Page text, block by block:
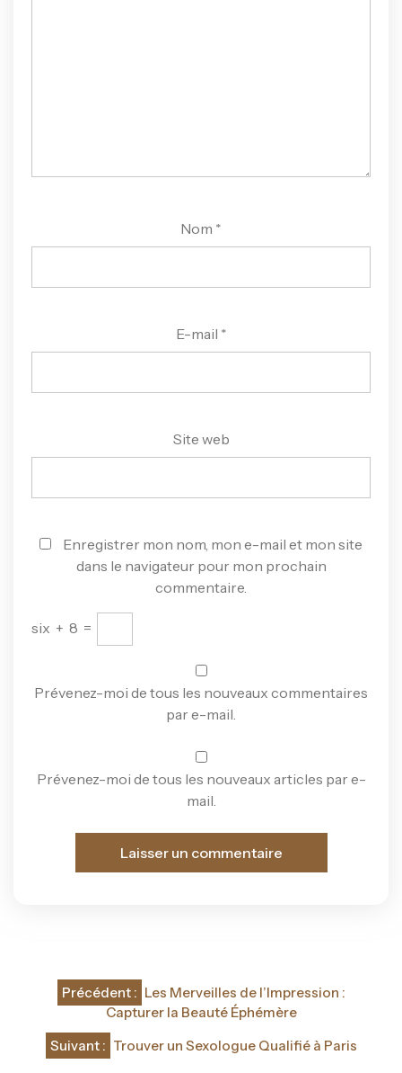
Nom *
E-mail *
Site web
Enregistrer mon nom, mon e-mail et mon site
dans le navigateur pour mon prochain
commentaire.
six + 8 =
Prévenez-moi de tous les nouveaux commentaires
par e-mail.
Prévenez-moi de tous les nouveaux articles par e-
mail.
Navigation
l’article
Précédent : Les Merveilles de l’Impression :
Capturer la Beauté Éphémère
Suivant : Trouver un Sexologue Qualifié à Paris